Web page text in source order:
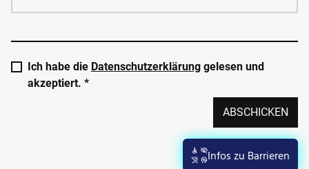
Ich habe die Datenschutzerklärung gelesen und
akzeptiert. *
ABSCHICKEN
Infos zu Barrieren